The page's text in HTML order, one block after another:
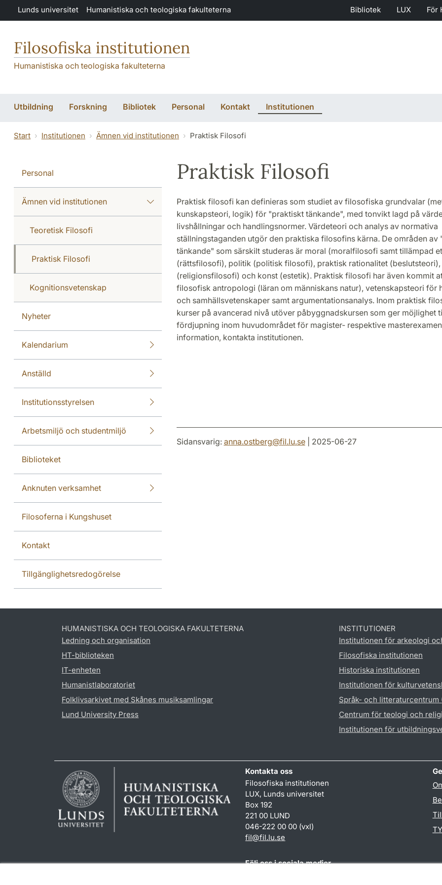
Hoppa till huvudinnehåll
Lunds universitet Humanistiska och teologiska fakulteterna Bibliotek LUX För
Filosofiska institutionen
Humanistiska och teologiska fakulteterna
Utbildning Forskning Bibliotek Personal Kontakt Institutionen
Start Institutionen Ämnen vid institutionen Praktisk Filosofi
Personal
Ämnen vid institutionen
Teoretisk Filosofi
Praktisk Filosofi
Kognitionsvetenskap
Nyheter
Kalendarium
Anställd
Institutionsstyrelsen
Arbetsmiljö och studentmiljö
Biblioteket
Anknuten verksamhet
Filosoferna i Kungshuset
Kontakt
Tillgänglighetsredogörelse
Praktisk Filosofi
Praktisk filosofi kan definieras som studiet av filosofiska grundvalar
kunskapsteori, logik) för "praktiskt tänkande", med tonvikt lagd på
livshållningar och handlingsnormer. Värdeteori och analys av normativa
ställningstaganden utgör den praktiska filosofins kärna. De områden av
tänkande" som särskilt studeras är moral (moralfilosofi samt tillämpad
(rättsfilosofi), politik (politisk filosofi), praktisk rationalitet
(religionsfilosofi) och konst (estetik). Praktisk filosofi har även kommit
filosofisk antropologi (läran om människans natur), vetenskapsteori för
och samhällsvetenskaper samt argumentationsanalys. Inom praktisk
kurser på avancerad nivå utöver påbyggnadskursen som ger möjlighet
fördjupning inom huvudområdet för magister- respektive
information, kontakta institutionen.
Sidansvarig: anna.ostberg@fil.lu.se| 2025-06-27
HUMANISTISKA OCH TEOLOGISKA FAKULTETERNA
Ledning och organisation
HT-biblioteken
IT-enheten
Humanistlaboratoriet
Folklivsarkivet med Skånes musiksamlingar
Lund University Press
INSTITUTIONER
Institutionen för arkeologi
Filosofiska institutionen
Historiska institutionen
Institutionen för
Språk- och litteraturcentrum
Centrum för teologi och
Institutionen för
Kontakta oss
Filosofiska institutionen
LUX, Lunds universitet
Box 192
221 00 LUND
046-222 00 00 (vxl)
fil@fil.lu.se
Följ oss i sociala medier